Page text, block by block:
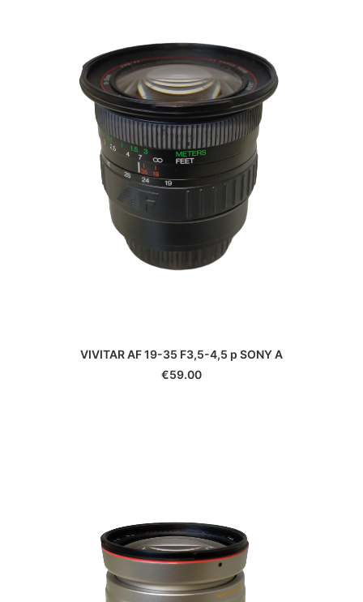
VIVITAR AF 19-35 F3,5-4,5 p SONY A
59.00